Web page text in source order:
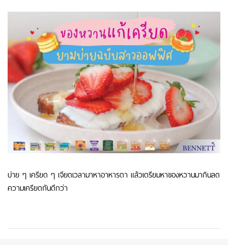
บ่าย ๆ เครียด ๆ เจียดเวลามาหาอาหารตา แล้วเตรียมหาของหวานมากินลด
ความเครียดกันดีกว่า